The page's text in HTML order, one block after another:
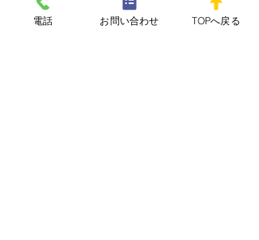
電話 お問い合わせ TOPへ戻る